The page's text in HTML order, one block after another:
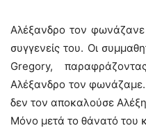
Αλέξανδρο τον φωνάζανε
συγγενείς του. Οι
Gregory,
Αλέξανδρο τον
δεν τον αποκαλούσε
Μόνο μετά το θάνατό του